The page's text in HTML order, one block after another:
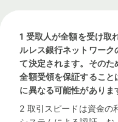
1 受取人が全額を受け取
ルレス銀行ネットワー
て決定されます。その
全額受領を保証すること
に異なる可能性がありま
2 取引スピードは資金の